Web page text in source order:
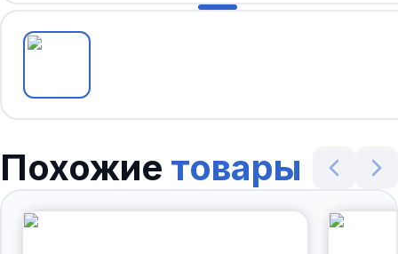
Похожие товары